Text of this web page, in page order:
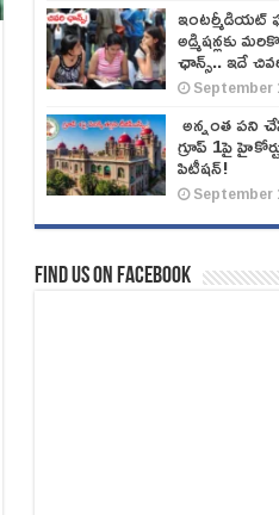
ఇంటర్మీడియట్
అడ్మిషన్లకు
ఛాన్స్‌.. ఇదే
September
అన్నంత పని
గ్రూప్‌ 1పై
పిటీషన్‌!
September
Find us on Facebook